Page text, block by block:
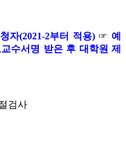
자(2021-2부터 적용) ☞ 예
수서명 받은 후 대학원 제
검사